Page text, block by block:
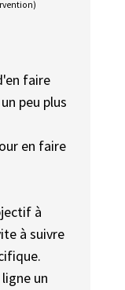
faire
peu plus
en faire
à
à suivre
un